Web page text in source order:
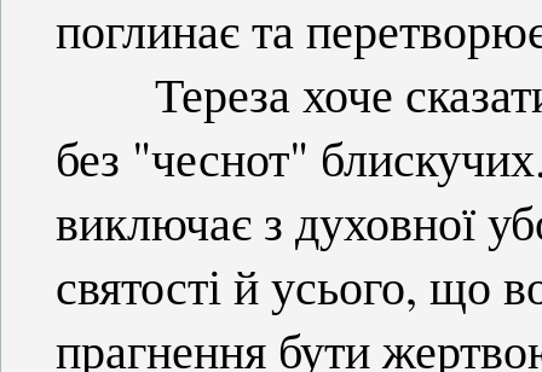
поглинає та
Тереза хоче
без "чеснот"
виключає з духовної
святості й усього, що
прагнення бути